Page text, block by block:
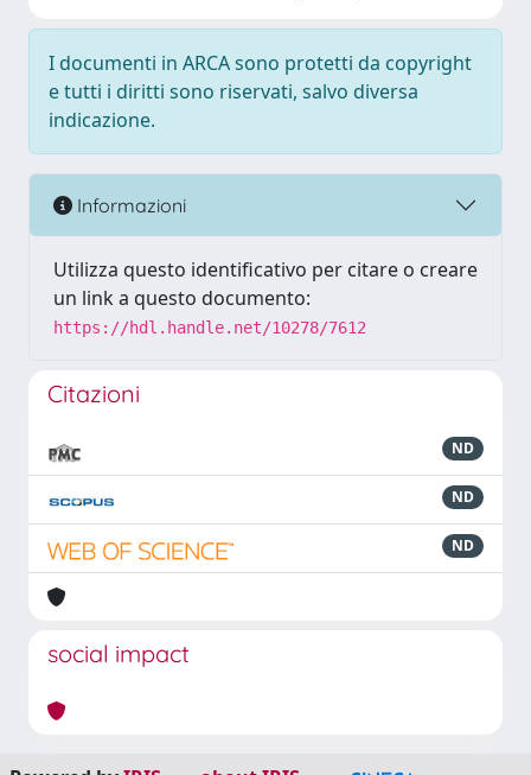
I documenti in ARCA sono protetti da copyright
e tutti i diritti sono riservati, salvo diversa
indicazione.
Informazioni
Utilizza questo identificativo per citare o creare
un link a questo documento:
https://hdl.handle.net/10278/7612
Citazioni
ND
ND
ND
social impact